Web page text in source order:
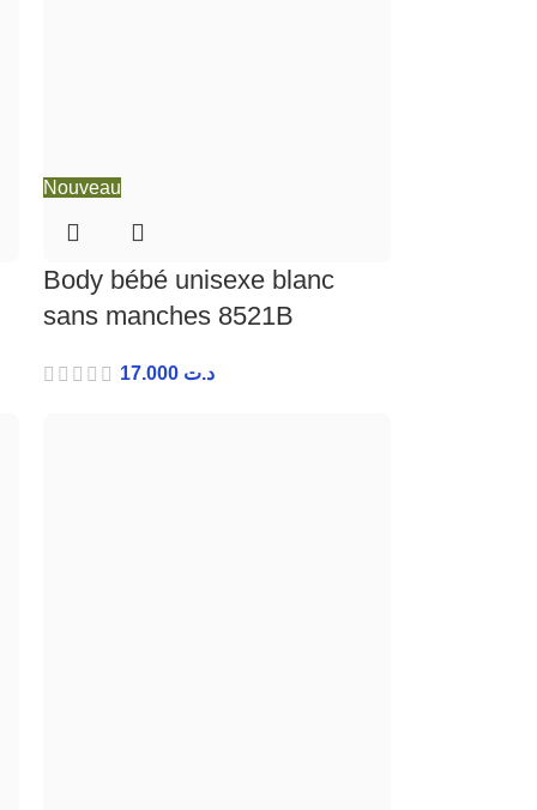
Nouveau
Body bébé unisexe blanc
sans manches 8521B
د.ت 17.000